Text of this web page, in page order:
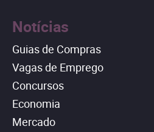
Notícias
Guias de Compras
Vagas de Emprego
Concursos
Economia
Mercado